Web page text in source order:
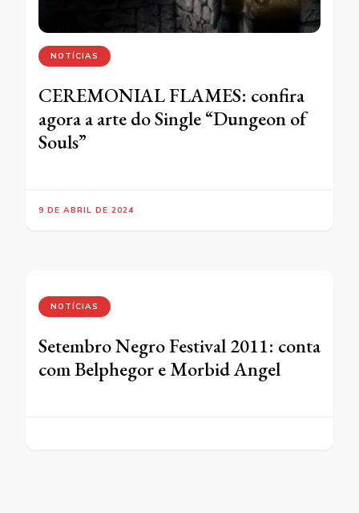
NOTÍCIAS
CEREMONIAL FLAMES: confira
agora a arte do Single “Dungeon of
Souls”
9 DE ABRIL DE 2024
NOTÍCIAS
Setembro Negro Festival 2011: conta
com Belphegor e Morbid Angel